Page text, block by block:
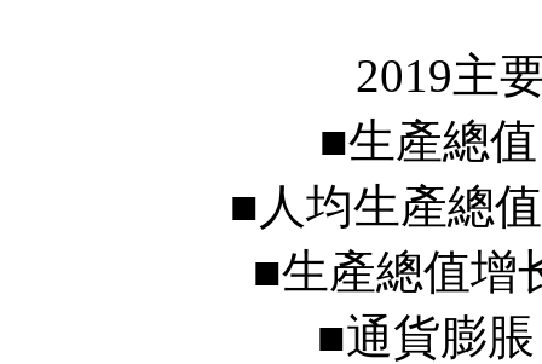
2019主要
■生產總值
■人均生產總值
■生產總值增长
■通貨膨脹